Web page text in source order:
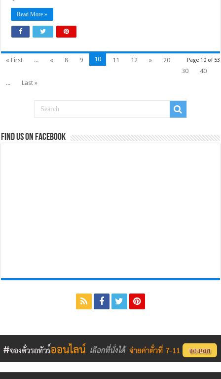
Read More »
Page 10 of 53
« First ... « 8 9 10 11 12 »
20
30
40
...
Last »
Find us on Facebook